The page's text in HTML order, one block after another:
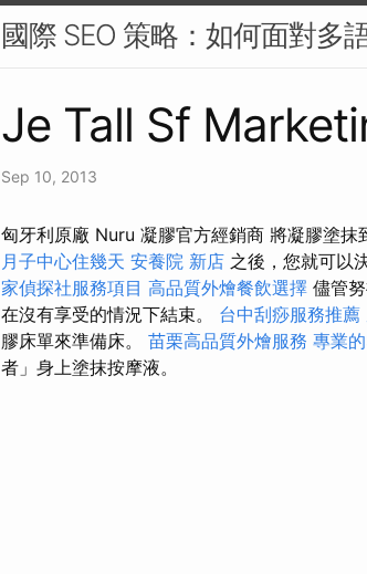
國際 SEO 策略：如何面對多
Je Tall Sf
Sep 10, 2013
匈牙利原廠 Nuru 凝膠官方經銷商 將凝膠塗抹
月子中心住幾天 安養院 新店 之後，您就可以
家偵探社服務項目 高品質外燴餐飲選擇 儘管
在沒有享受的情況下結束。 台中刮痧服務推薦
膠床單來準備床。 苗栗高品質外燴服務 專業
者」身上塗抹按摩液。